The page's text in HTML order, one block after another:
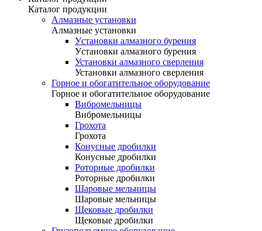
Каталог продукции
Алмазные установки
Алмазные установки
Уcтановки алмазного бурения
Уcтановки алмазного бурения
Установки алмазного сверления
Установки алмазного сверления
Горное и обогатительное оборудование
Горное и обогатительное оборудование
Вибромельницы
Вибромельницы
Грохота
Грохота
Конусные дробилки
Конусные дробилки
Роторные дробилки
Роторные дробилки
Шаровые мельницы
Шаровые мельницы
Щековые дробилки
Щековые дробилки